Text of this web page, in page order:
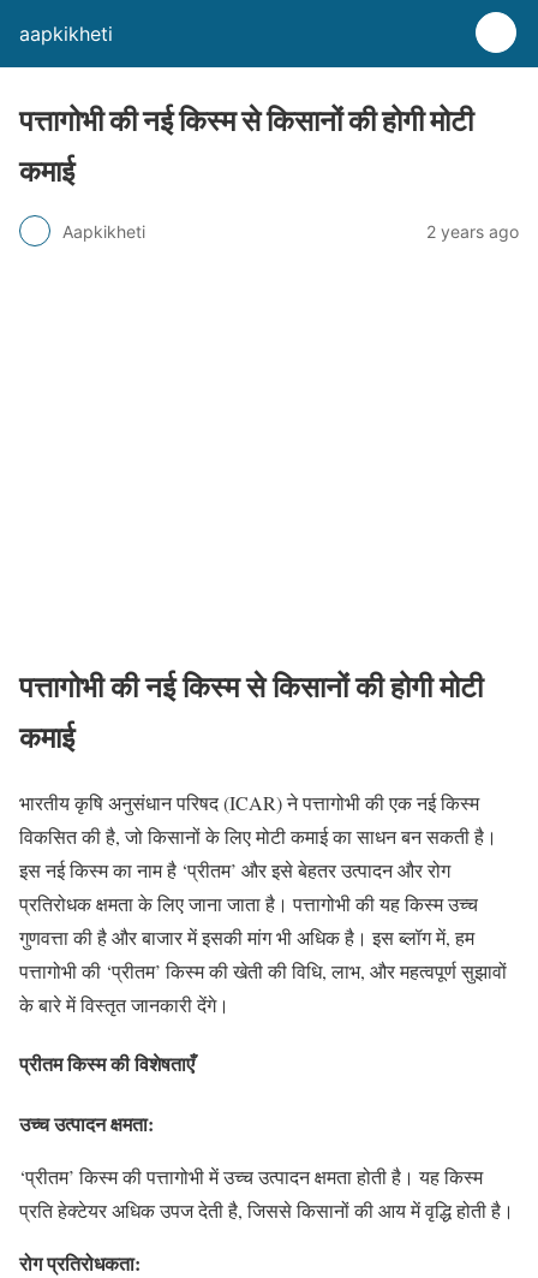
aapkikheti
पत्तागोभी की नई किस्म से किसानों की होगी मोटी
कमाई
Aapkikheti 2 years ago
पत्तागोभी की नई किस्म से किसानों की होगी मोटी
कमाई
भारतीय कृषि अनुसंधान परिषद (ICAR) ने पत्तागोभी की एक नई किस्म
विकसित की है, जो किसानों के लिए मोटी कमाई का साधन बन सकती है।
इस नई किस्म का नाम है ‘प्रीतम’ और इसे बेहतर उत्पादन और रोग
प्रतिरोधक क्षमता के लिए जाना जाता है। पत्तागोभी की यह किस्म उच्च
गुणवत्ता की है और बाजार में इसकी मांग भी अधिक है। इस ब्लॉग में, हम
पत्तागोभी की ‘प्रीतम’ किस्म की खेती की विधि, लाभ, और महत्वपूर्ण सुझावों
के बारे में विस्तृत जानकारी देंगे।
प्रीतम किस्म की विशेषताएँ
उच्च उत्पादन क्षमता:
‘प्रीतम’ किस्म की पत्तागोभी में उच्च उत्पादन क्षमता होती है। यह किस्म
प्रति हेक्टेयर अधिक उपज देती है, जिससे किसानों की आय में वृद्धि होती है।
रोग प्रतिरोधकता: